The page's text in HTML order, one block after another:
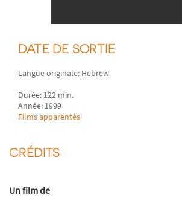
DATE DE SORTIE
Langue originale: Hebrew
Durée: 122 min.
Année: 1999
Films apparentés
CRÉDITS
Un film de